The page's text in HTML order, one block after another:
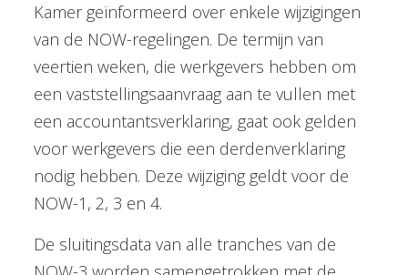
Kamer geïnformeerd over enkele wijzigingen
van de NOW-regelingen. De termijn van
veertien weken, die werkgevers hebben om
een vaststellingsaanvraag aan te vullen met
een accountantsverklaring, gaat ook gelden
voor werkgevers die een derdenverklaring
nodig hebben. Deze wijziging geldt voor de
NOW-1, 2, 3 en 4.
De sluitingsdata van alle tranches van de